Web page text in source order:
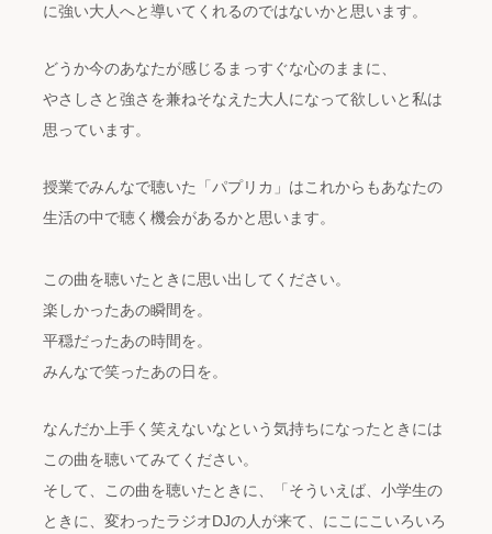
に強い大人へと導いてくれるのではないかと思います。
どうか今のあなたが感じるまっすぐな心のままに、
やさしさと強さを兼ねそなえた大人になって欲しいと私は
思っています。
授業でみんなで聴いた「パプリカ」はこれからもあなたの
生活の中で聴く機会があるかと思います。
この曲を聴いたときに思い出してください。
楽しかったあの瞬間を。
平穏だったあの時間を。
みんなで笑ったあの日を。
なんだか上手く笑えないなという気持ちになったときには
この曲を聴いてみてください。
そして、この曲を聴いたときに、「そういえば、小学生の
ときに、変わったラジオDJの人が来て、にこにこいろいろ